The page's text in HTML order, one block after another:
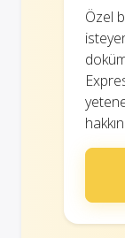
Özel